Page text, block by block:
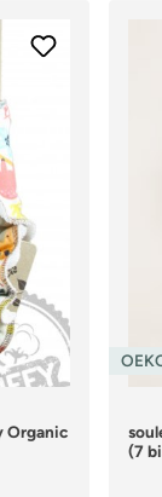
5 von 5
Organic
(7